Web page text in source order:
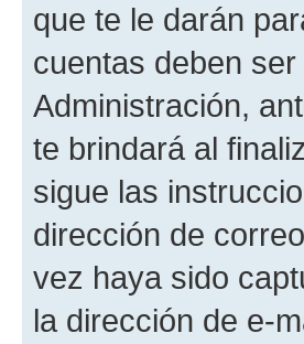
que te le darán
cuentas deben
Administración,
te brindará al
sigue las
dirección de
vez haya sido
la dirección de e-